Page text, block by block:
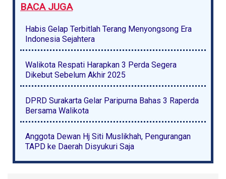
BACA JUGA
Habis Gelap Terbitlah Terang Menyongsong Era
Indonesia Sejahtera
Walikota Respati Harapkan 3 Perda Segera
Dikebut Sebelum Akhir 2025
DPRD Surakarta Gelar Paripurna Bahas 3 Raperda
Bersama Walikota
Anggota Dewan Hj Siti Muslikhah, Pengurangan
TAPD ke Daerah Disyukuri Saja